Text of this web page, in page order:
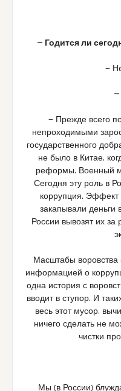
— Годится ли
—
— Прежде всего
непроходимыми
государственного
не было в Китае,
реформы. Военный
Сегодня эту роль в
коррупция.
закапывали
России вывозят их
Масштабы воровства
информацией о
одна история с
вводит в ступор. И
весь этот мусор,
ничего сделать не
чистки
Мы (в России)